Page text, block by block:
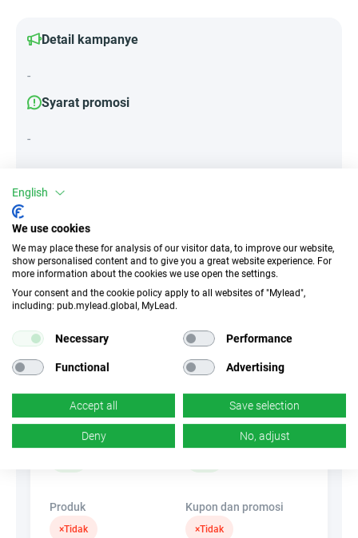
Detail kampanye
-
Syarat promosi
-
Perangkat
Perangkat seluler
Desktop Tablet
Jenis lalu lintas
CR
Tautan dalam
Spanduk SembunyikanLink
Produk
×Tidak
Kupon dan promosi
×Tidak
English
We use cookies
We may place these for analysis of our visitor data, to improve our website,
show personalised content and to give you a great website experience. For
more information about the cookies we use open the settings.
Your consent and the cookie policy apply to all websites of "Mylead",
including: pub.mylead.global, MyLead.
Necessary Performance
Functional Advertising
Accept all Save selection
Deny No, adjust